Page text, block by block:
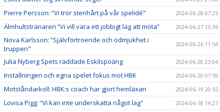
Pierre Persson: ”Vi tror stenhårt på vår spelidé" 2024-06-28 07:25
Älmhultstränaren ”Vi vill vara ett jobbigt lag att möta” 2024-06-27 13:36
Nova Karlsson: ”Självförtroende och ödmjukhet i
truppen"
2024-06-26 11:54
Julia Nyberg Spets räddade Eskilspoäng 2024-06-20 23:04
Inställningen och egna spelet fokus mot HBK 2024-06-20 07:59
Motståndarkoll: HBK:s coach har gjort hemläxan 2024-06-19 20:55
Lovisa Pigg: ”Vi kan inte underskatta något lag" 2024-06-18 14:27